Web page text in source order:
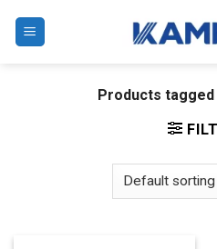
Products tagged